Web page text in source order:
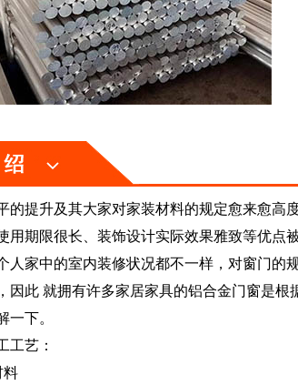
的提升及其大家对家装材料的规定愈来愈高
用期限很长、装饰设计实际效果雅致等优点
人家中的室内装修状况都不一样，对窗门
因此 就拥有许多家居家具的铝合金门窗是
一下。
工艺：
料